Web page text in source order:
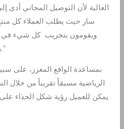
سار حيث يطلب العملاء كل
ويقومون بتجريب كل شيء في
بمنتج واحد فقط والباقي يعود.”
بمساعدة الواقع المعزز، على
الرياضية مسبقاً تقريباً من خلال
يمكن للعميل رؤية شكل الحذاء